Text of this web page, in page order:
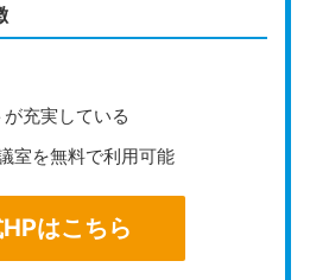
のプランに郵便転送が含まれて
力です。電話代行付きプランや
しやすいサービスを提供してい
な女性のオペレーターが、まる
ムーズな対応を行います。取引
充実している
室を無料で利用可能
はこちら